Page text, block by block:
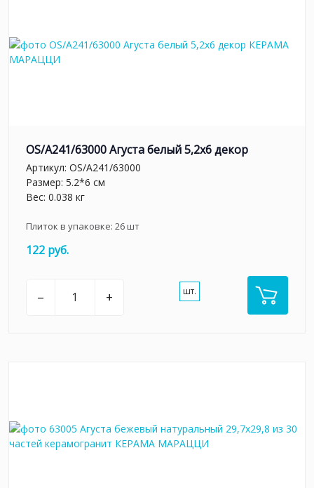
OS/A241/63000 Агуста белый 5,2х6 декор
Артикул: OS/A241/63000
Размер: 5.2*6 см
Вес: 0.038 кг
Плиток в упаковке: 26шт
122 руб.
– + шт.